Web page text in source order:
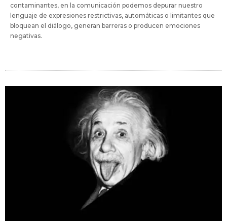
contaminantes, en la comunicación podemos depurar nuestro
lenguaje de expresiones restrictivas, automáticas o limitantes que
bloquean el diálogo, generan barreras o producen emociones
negativas.